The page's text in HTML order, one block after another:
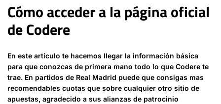
Cómo acceder a la página oficial
de Codere
En este artículo te hacemos llegar la información básica
para que conozcas de primera mano todo lo que Codere te
trae. En partidos de Real Madrid puede que consigas mas
recomendables cuotas que sobre cualquier otro sitio de
apuestas, agradecido a sus alianzas de patrocinio